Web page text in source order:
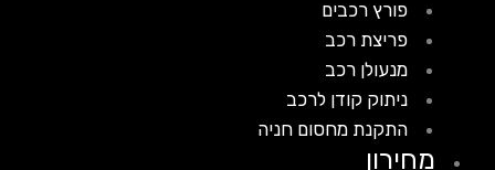
פורץ רכבים
פריצת רכב
מנעולן רכב
ניתוק קודן לרכב
התקנת מחסום חניה
מחירון